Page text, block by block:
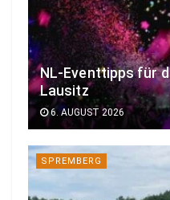
NL-Eventtipps für
Lausitz
6. AUGUST 2026
SPREMBERG